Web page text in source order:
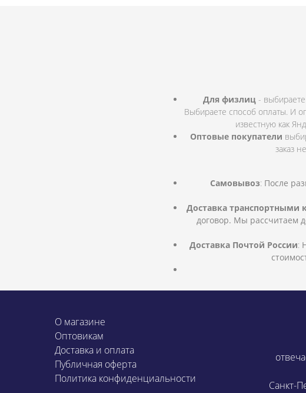
Для физлиц- выбираете
Выбираете способ оплаты. И
известную как
Оптовые покупатели
заказ
Самовывоз: После
Доставка транспортными
договор. Мы рассчитаем
Доставка Почтой России:
О магазине
Оптовикам
Доставка и оплата
Публичная оферта
Политика конфиденциальности
Санкт-